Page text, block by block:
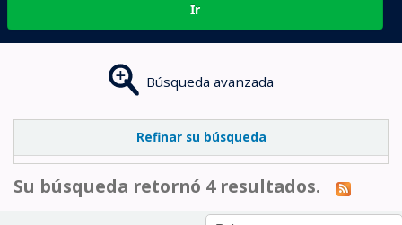
Ir
Búsqueda avanzada
Refinar su búsqueda
Su búsqueda retornó 4 resultados.